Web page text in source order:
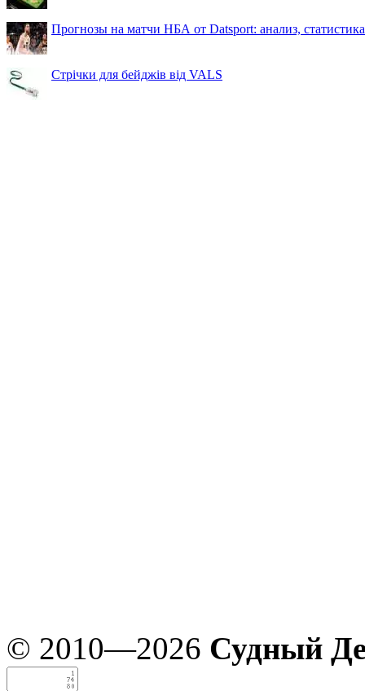
Прогнозы на матчи НБА от Datsport: анализ,
Стрічки для бейджів від VALS
© 2010—2026 Судный